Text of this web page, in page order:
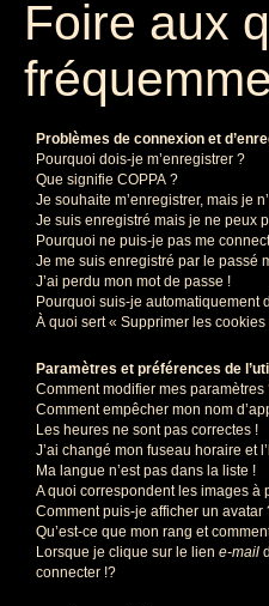
Foire aux
Problèmes de connexion et
Pourquoi dois-je m’enregistrer ?
Que signifie COPPA ?
Je souhaite m’enregistrer, mais je
Je suis enregistré mais je ne peux
Pourquoi ne puis-je pas me
Je me suis enregistré par le passé
J’ai perdu mon mot de passe !
Pourquoi suis-je automatiquement
À quoi sert « Supprimer les cookies
Paramètres et préférences de
Comment modifier mes paramètres
Comment empêcher mon nom
Les heures ne sont pas correctes !
J’ai changé mon fuseau horaire et
Ma langue n’est pas dans la liste !
A quoi correspondent les images à
Comment puis-je afficher un avatar
Qu’est-ce que mon rang et
Lorsque je clique sur le lien e-mail
connecter !?